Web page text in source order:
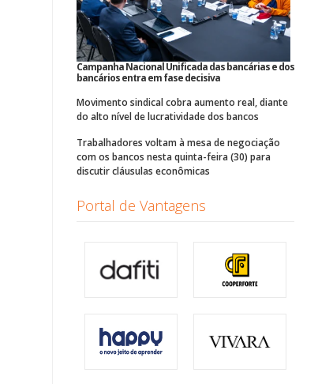
Campanha Nacional Unificada das bancárias e dos
bancários entra em fase decisiva
Movimento sindical cobra aumento real, diante
do alto nível de lucratividade dos bancos
Trabalhadores voltam à mesa de negociação
com os bancos nesta quinta-feira (30) para
discutir cláusulas econômicas
Portal de Vantagens